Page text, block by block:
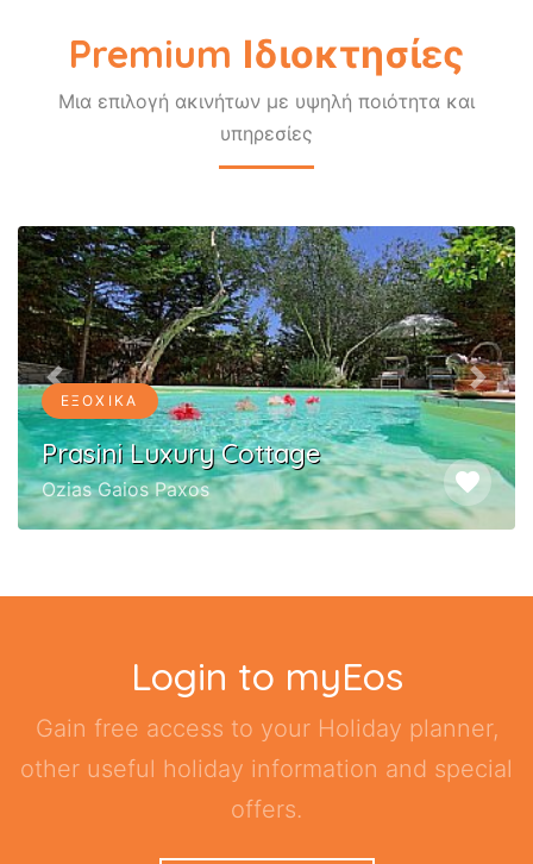
Premium Ιδιοκτησίες
Μια επιλογή ακινήτων με υψηλή ποιότητα και
υπηρεσίες
favorite
ΕΞΟΧΙΚΆ
Prasini Luxury Cottage
Ozias Gaios Paxos
Previous Next
Login to myEos
Gain free access to your Holiday planner,
other useful holiday information and special
offers.